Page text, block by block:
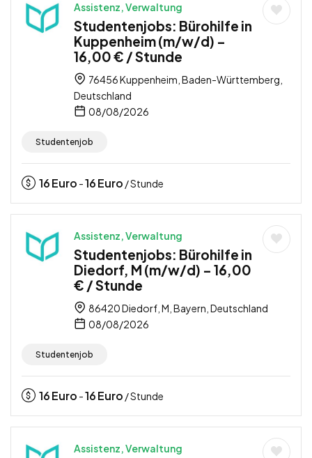
Assistenz, Verwaltung
Studentenjobs: Bürohilfe in
Kuppenheim (m/w/d) –
16,00 € / Stunde
76456 Kuppenheim, Baden-Württemberg,
Deutschland
08/08/2026
Studentenjob
16Euro -16Euro / Stunde
Assistenz, Verwaltung
Studentenjobs: Bürohilfe in
Diedorf, M (m/w/d) – 16,00
€ / Stunde
86420 Diedorf, M, Bayern, Deutschland
08/08/2026
Studentenjob
16Euro -16Euro / Stunde
Assistenz, Verwaltung